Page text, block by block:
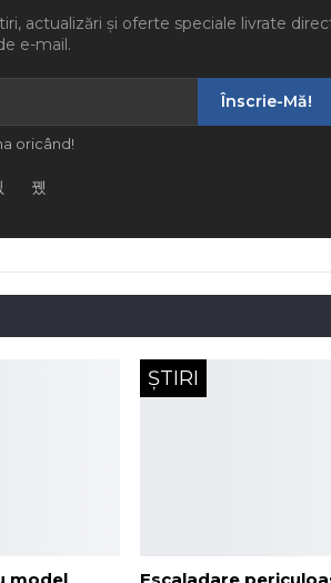
actualizări și oferte speciale livrate
e-mail.
Înscrie-Mă!
oricând!
model
ȘTIRI
Escaladare